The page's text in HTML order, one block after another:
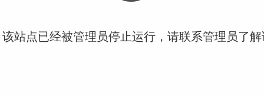
站点已经被管理员停止运行，请联系管理员了